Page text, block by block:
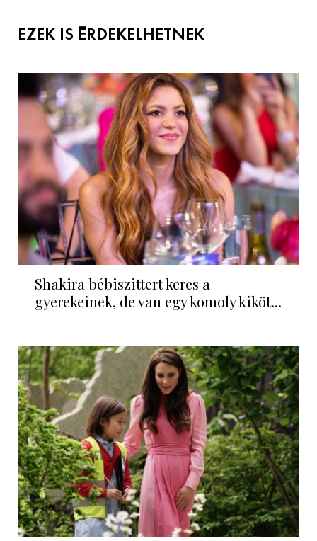
EZEK IS ÉRDEKELHETNEK
Shakira bébiszittert keres a
gyerekeinek, de van egy komoly kiköt...